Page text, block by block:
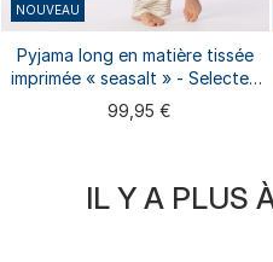
NOUVEAU
Pyjama long en matière tissée
imprimée « seasalt » - Selected
Premium
99,95 €
IL Y A PLUS